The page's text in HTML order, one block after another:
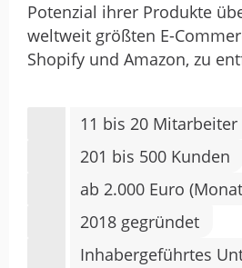
Potenzial ihrer Produkte
weltweit größten E-
Shopify und Amazon, zu
11 bis 20 Mitarbeiter
201 bis 500 Kunden
ab 2.000 Euro
2018 gegründet
Inhabergeführtes